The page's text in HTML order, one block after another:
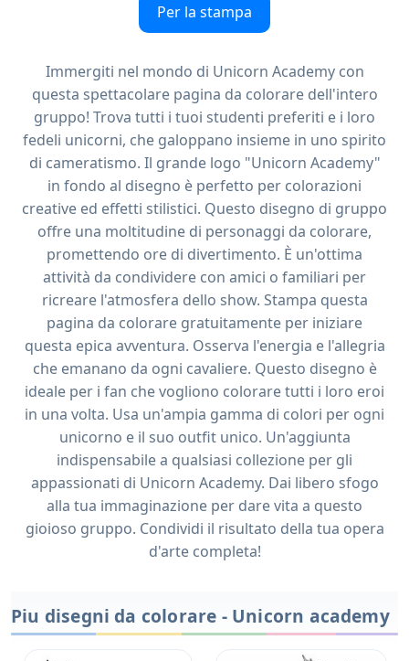
Per la stampa
Immergiti nel mondo di Unicorn Academy con
questa spettacolare pagina da colorare dell'intero
gruppo! Trova tutti i tuoi studenti preferiti e i loro
fedeli unicorni, che galoppano insieme in uno spirito
di cameratismo. Il grande logo "Unicorn Academy"
in fondo al disegno è perfetto per colorazioni
creative ed effetti stilistici. Questo disegno di gruppo
offre una moltitudine di personaggi da colorare,
promettendo ore di divertimento. È un'ottima
attività da condividere con amici o familiari per
ricreare l'atmosfera dello show. Stampa questa
pagina da colorare gratuitamente per iniziare
questa epica avventura. Osserva l'energia e l'allegria
che emanano da ogni cavaliere. Questo disegno è
ideale per i fan che vogliono colorare tutti i loro eroi
in una volta. Usa un'ampia gamma di colori per ogni
unicorno e il suo outfit unico. Un'aggiunta
indispensabile a qualsiasi collezione per gli
appassionati di Unicorn Academy. Dai libero sfogo
alla tua immaginazione per dare vita a questo
gioioso gruppo. Condividi il risultato della tua opera
d'arte completa!
Piu disegni da colorare - Unicorn academy